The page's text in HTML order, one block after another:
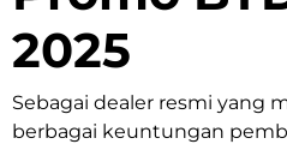
2025
Sebagai dealer resmi yang
berbagai keuntungan